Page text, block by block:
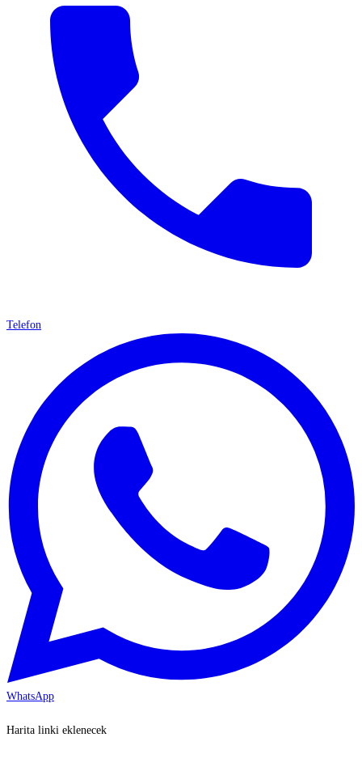
Telefon
WhatsApp
Harita linki eklenecek